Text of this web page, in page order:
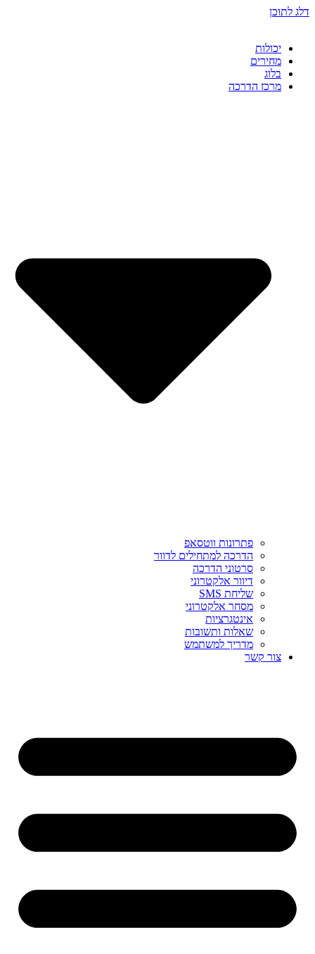
לתוכן
יכולות
מחירים
בלוג
מרכז הדרכה
פתרונות ווטסאפ
הדרכה למתחילים לדוור
סרטוני הדרכה
דיוור אלקטרוני
שליחת SMS
מסחר אלקטרוני
אינטגרציות
שאלות ותשובות
מדריך למשתמש
צור קשר